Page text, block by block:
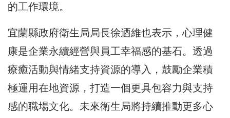
的工作環境。
宜蘭縣政府衛生局局長徐迺維也表示，心理健
康是企業永續經營與員工幸福感的基石。透過
療癒活動與情緒支持資源的導入，鼓勵企業積
極運用在地資源，打造一個更具包容力與支持
感的職場文化。未來衛生局將持續推動更多心